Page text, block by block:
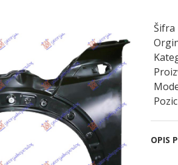
Šifra
OPIS